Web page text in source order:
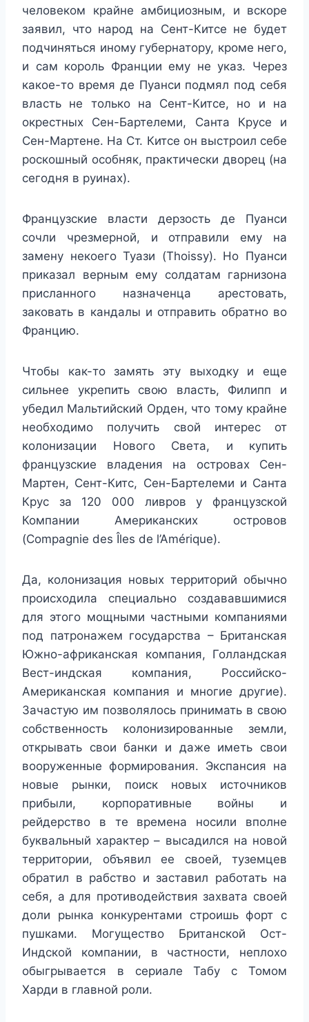
человеком крайне амбициозным, и вскоре
заявил, что народ на Сент-Китсе не будет
подчиняться иному губернатору, кроме него,
и сам король Франции ему не указ. Через
какое-то время де Пуанси подмял под себя
власть не только на Сент-Китсе, но и на
окрестных Сен-Бартелеми, Санта Крусе и
Сен-Мартене. На Ст. Китсе он выстроил себе
роскошный особняк, практически дворец (на
сегодня в руинах).
Французские власти дерзость де Пуанси
сочли чрезмерной, и отправили ему на
замену некоего Туази (Thoissy). Но Пуанси
приказал верным ему солдатам гарнизона
присланного назначенца арестовать,
заковать в кандалы и отправить обратно во
Францию.
Чтобы как-то замять эту выходку и еще
сильнее укрепить свою власть, Филипп и
убедил Мальтийский Орден, что тому крайне
необходимо получить свой интерес от
колонизации Нового Света, и купить
французские владения на островах Сен-
Мартен, Сент-Китс, Сен-Бартелеми и Санта
Крус за 120 000 ливров у французской
Компании Американских островов
(Compagnie des Îles de l’Amérique).
Да, колонизация новых территорий обычно
происходила специально создававшимися
для этого мощными частными компаниями
под патронажем государства – Британская
Южно-африканская компания, Голландская
Вест-индская компания, Российско-
Американская компания и многие другие).
Зачастую им позволялось принимать в свою
собственность колонизированные земли,
открывать свои банки и даже иметь свои
вооруженные формирования. Экспансия на
новые рынки, поиск новых источников
прибыли, корпоративные войны и
рейдерство в те времена носили вполне
буквальный характер – высадился на новой
территории, объявил ее своей, туземцев
обратил в рабство и заставил работать на
себя, а для противодействия захвата своей
доли рынка конкурентами строишь форт с
пушками. Могущество Британской Ост-
Индской компании, в частности, неплохо
обыгрывается в сериале Табу с Томом
Харди в главной роли.